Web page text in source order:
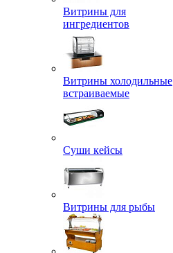
Витрины для
ингредиентов
Витрины холодильные
встраиваемые
Суши кейсы
Витрины для рыбы